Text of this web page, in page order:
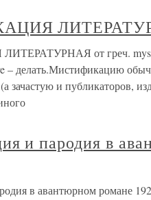
от греч.
– делать.Мистификацию
зачастую и публикаторов,
и пародия в
в авантюрном романе